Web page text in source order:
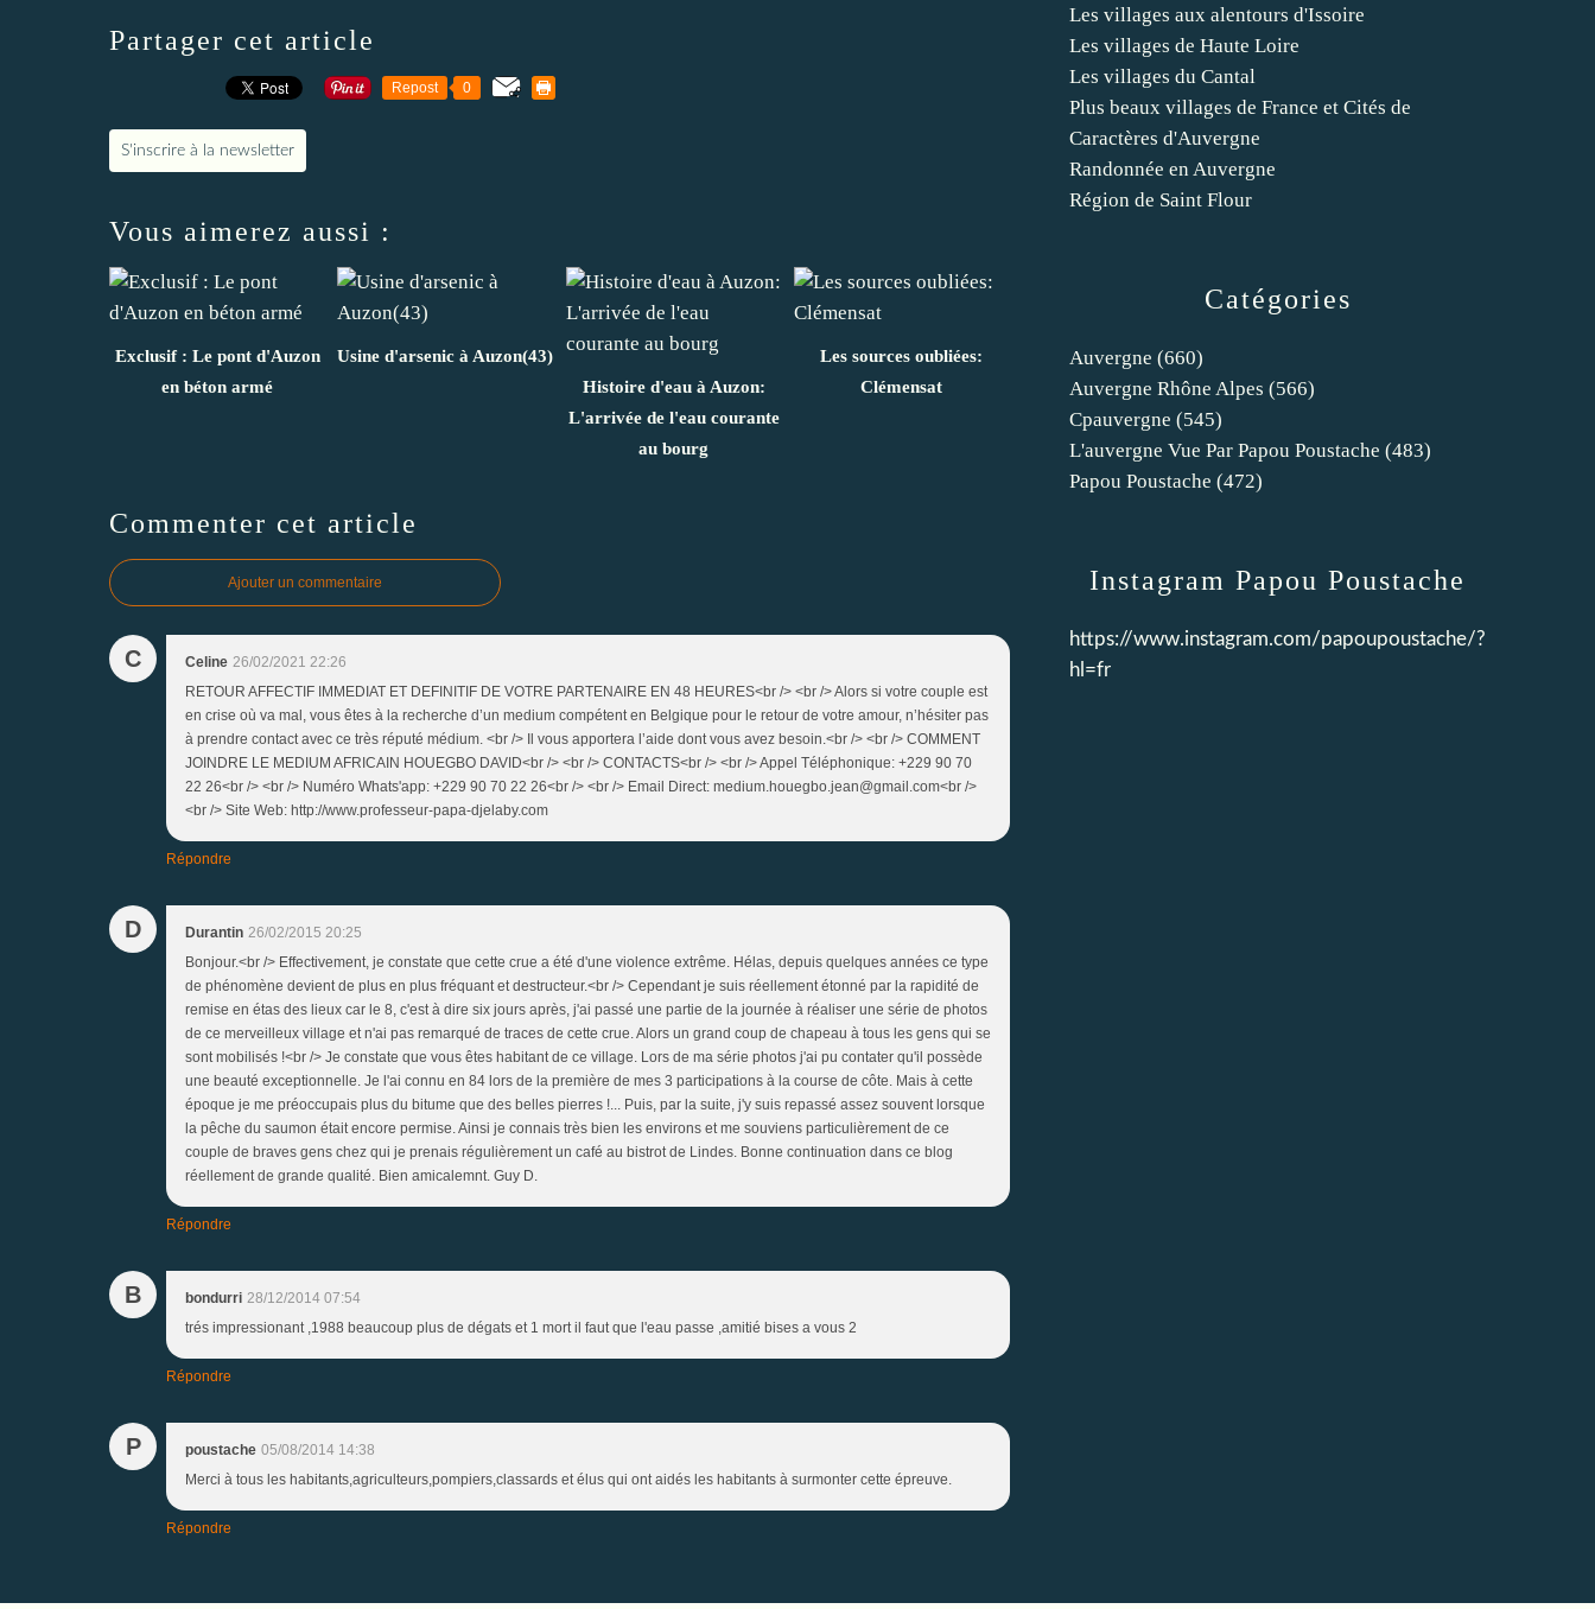
Partager cet article
Repost 0
S'inscrire à la newsletter
Vous aimerez aussi :
Exclusif : Le pont d'Auzon
en béton armé
Usine d'arsenic à Auzon(43)
Histoire d'eau à Auzon:
L'arrivée de l'eau courante
au bourg
Les sources oubliées:
Clémensat
Commenter cet article
Ajouter un commentaire
C Celine 26/02/2021 22:26
RETOUR AFFECTIF IMMEDIAT ET DEFINITIF DE VOTRE PARTENAIRE EN 48 HEURES<br /> <br /> Alors si votre couple est
en crise où va mal, vous êtes à la recherche d’un medium compétent en Belgique pour le retour de votre amour, n’hésiter pas
à prendre contact avec ce très réputé médium. <br /> Il vous apportera l’aide dont vous avez besoin.<br /> <br /> COMMENT
JOINDRE LE MEDIUM AFRICAIN HOUEGBO DAVID<br /> <br /> CONTACTS<br /> <br /> Appel Téléphonique: +229 90 70
22 26<br /> <br /> Numéro Whats'app: +229 90 70 22 26<br /> <br /> Email Direct: medium.houegbo.jean@gmail.com<br />
<br /> Site Web: http://www.professeur-papa-djelaby.com
Répondre
D Durantin 26/02/2015 20:25
Bonjour.<br /> Effectivement, je constate que cette crue a été d'une violence extrême. Hélas, depuis quelques années ce type
de phénomène devient de plus en plus fréquant et destructeur.<br /> Cependant je suis réellement étonné par la rapidité de
remise en étas des lieux car le 8, c'est à dire six jours après, j'ai passé une partie de la journée à réaliser une série de photos
de ce merveilleux village et n'ai pas remarqué de traces de cette crue. Alors un grand coup de chapeau à tous les gens qui se
sont mobilisés !<br /> Je constate que vous êtes habitant de ce village. Lors de ma série photos j'ai pu contater qu'il possède
une beauté exceptionnelle. Je l'ai connu en 84 lors de la première de mes 3 participations à la course de côte. Mais à cette
époque je me préoccupais plus du bitume que des belles pierres !... Puis, par la suite, j'y suis repassé assez souvent lorsque
la pêche du saumon était encore permise. Ainsi je connais très bien les environs et me souviens particulièrement de ce
couple de braves gens chez qui je prenais régulièrement un café au bistrot de Lindes. Bonne continuation dans ce blog
réellement de grande qualité. Bien amicalemnt. Guy D.
Répondre
B bondurri 28/12/2014 07:54
trés impressionant ,1988 beaucoup plus de dégats et 1 mort il faut que l'eau passe ,amitié bises a vous 2
Répondre
P poustache 05/08/2014 14:38
Merci à tous les habitants,agriculteurs,pompiers,classards et élus qui ont aidés les habitants à surmonter cette épreuve.
Répondre
Catégories
Auvergne (660)
Auvergne Rhône Alpes (566)
Cpauvergne (545)
L'auvergne Vue Par Papou Poustache (483)
Papou Poustache (472)
Les villages aux alentours d'Issoire
Les villages de Haute Loire
Les villages du Cantal
Plus beaux villages de France et Cités de
Caractères d'Auvergne
Randonnée en Auvergne
Région de Saint Flour
Instagram Papou Poustache
https://www.instagram.com/papoupoustache/?
hl=fr